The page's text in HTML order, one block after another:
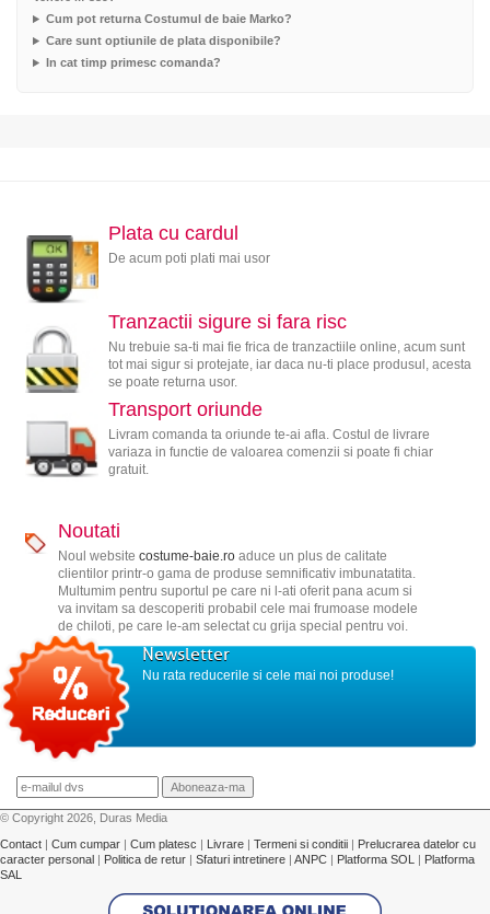
Cum pot returna Costumul de baie Marko?
Care sunt optiunile de plata disponibile?
In cat timp primesc comanda?
Plata cu cardul
De acum poti plati mai usor
Tranzactii sigure si fara risc
Nu trebuie sa-ti mai fie frica de tranzactiile online, acum sunt
tot mai sigur si protejate, iar daca nu-ti place produsul, acesta
se poate returna usor.
Transport oriunde
Livram comanda ta oriunde te-ai afla. Costul de livrare
variaza in functie de valoarea comenzii si poate fi chiar
gratuit.
Noutati
Noul website costume-baie.roaduce un plus de calitate
clientilor printr-o gama de produse semnificativ imbunatatita.
Multumim pentru suportul pe care ni l-ati oferit pana acum si
va invitam sa descoperiti probabil cele mai frumoase modele
de chiloti, pe care le-am selectat cu grija special pentru voi.
Newsletter
Nu rata reducerile si cele mai noi produse!
© Copyright 2026, Duras Media
Contact | Cum cumpar | Cum platesc | Livrare | Termeni si conditii | Prelucrarea datelor cu
caracter personal | Politica de retur | Sfaturi intretinere | ANPC | Platforma SOL | Platforma
SAL